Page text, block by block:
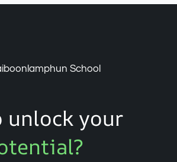
School
unlock your